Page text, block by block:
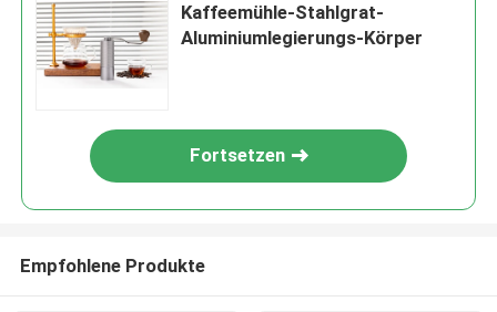
Kaffeemühle-Stahlgrat-
Aluminiumlegierungs-Körper
Fortsetzen
Empfohlene Produkte